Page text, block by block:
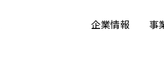
企業情報 事